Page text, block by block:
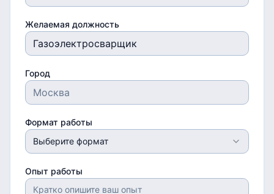
Желаемая должность
Город
Формат работы
Выберите формат
Опыт работы